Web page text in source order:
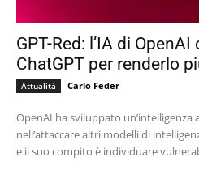
GPT-Red: l’IA di
ChatGPT per renderlo
Attualità Carlo Feder
OpenAI ha sviluppato un’intelligenza
nell’attaccare altri modelli di
e il suo compito è individuare